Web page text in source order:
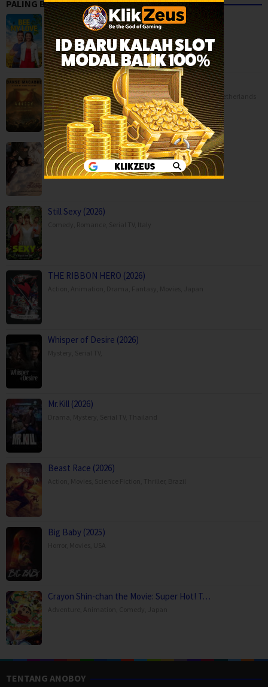
PALING BANYAK DITONTON
Bee My Love (2026)
Comedy,Movies,Romance,TV Movie,Canada
Danse Macabre (2026)
Animation,Horror,Movies,Music,War,Belgium,France,Netherlands
Moda Kavida Vaatavarana (2026)
Drama,Movies,Romance,Science Fiction,
Still Sexy (2026)
THE RIBBON HERO (2026)
Whisper of Desire (2026)
Mr.Kill (2026)
Beast Race (2026)
Big Baby (2025)
Crayon Shin-chan the Movie: Super Hot! T…
TENTANG ANOBOY